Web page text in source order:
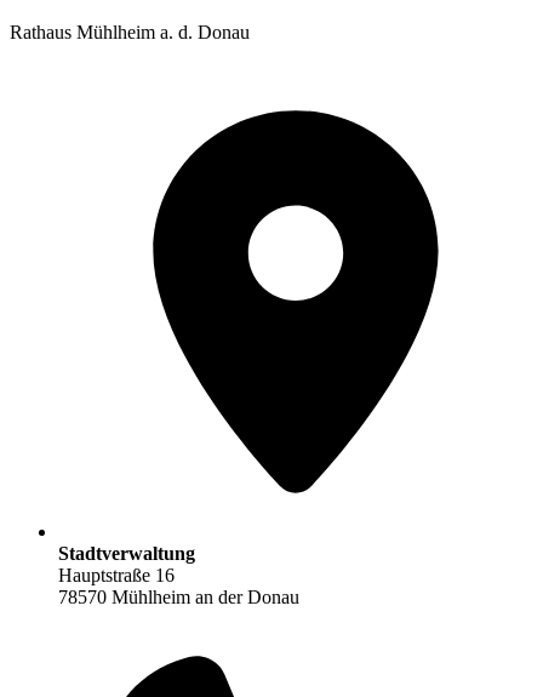
Rathaus Mühlheim a. d. Donau
Stadtverwaltung
Hauptstraße 16
78570 Mühlheim an der Donau